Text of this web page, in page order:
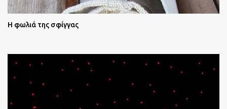
Η φωλιά της σφίγγας